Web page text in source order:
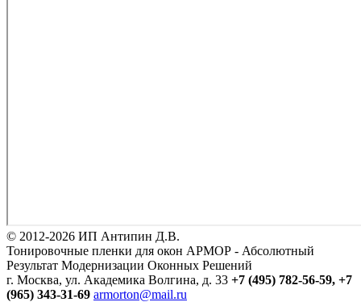
© 2012-2026 ИП Антипин Д.В.
Тонировочные пленки для окон АРМОР - Абсолютный
Результат Модернизации Оконных Решений
г. Москва, ул. Академика Волгина, д. 33 +7 (495) 782-56-59, +7
(965) 343-31-69 armorton@mail.ru